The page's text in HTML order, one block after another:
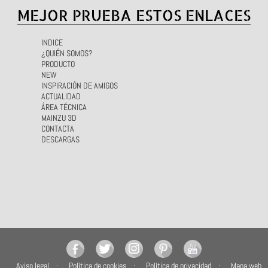
MEJOR PRUEBA ESTOS ENLACES
INDICE
¿QUIÉN SOMOS?
PRODUCTO
NEW
INSPIRACIÓN DE AMIGOS
ACTUALIDAD
ÁREA TÉCNICA
MAINZU 3D
CONTACTA
DESCARGAS
Aviso legal Política de cookies Política de privacidad Mapa web